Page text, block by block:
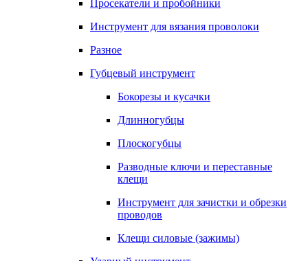
Просекатели и пробойники
Инструмент для вязания проволоки
Разное
Губцевый инструмент
Бокорезы и кусачки
Длинногубцы
Плоскогубцы
Разводные ключи и переставные
клещи
Инструмент для зачистки и обрезки
проводов
Клещи силовые (зажимы)